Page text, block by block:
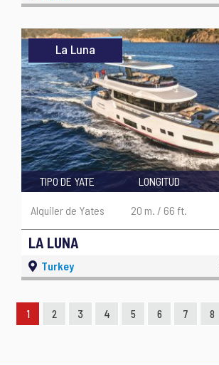
La Luna
LA LUNA
TIPO DE YATE
Alquiler de Yates
LONGITUD
20 m. / 66 ft.
Turkey
1 2 3 4 5 6 7 8